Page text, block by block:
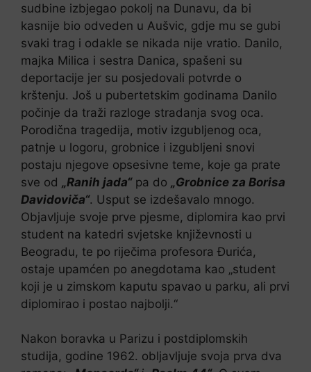
sudbine izbjegao pokolj na Dunavu, da bi
kasnije bio odveden u Aušvic, gdje mu se gubi
svaki trag i odakle se nikada nije vratio. Danilo,
majka Milica i sestra Danica, spašeni su
deportacije jer su posjedovali potvrde o
krštenju. Još u pubertetskim godinama Danilo
počinje da traži razloge stradanja svog oca.
Porodična tragedija, motiv izgubljenog oca,
patnje u logoru, grobnice i izgubljeni snovi
postaju njegove opsesivne teme, koje ga prate
sve od „Ranih jada“pa do „Grobnice za Borisa
Davidoviča“. Usput se izdešavalo mnogo.
Objavljuje svoje prve pjesme, diplomira kao prvi
student na katedri svjetske književnosti u
Beogradu, te po riječima profesora Đurića,
ostaje upamćen po anegdotama kao „student
koji je u zimskom kaputu spavao u parku, ali prvi
diplomirao i postao najbolji.“
Nakon boravka u Parizu i postdiplomskih
studija, godine 1962. obljavljuje svoja prva dva